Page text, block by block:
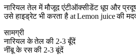
नारियल तेल में मौजूद एंटीऑक्सीडेंट धूप और
उसे हाइड्रेट भी करता है at Lemon juice की
सामग्री
नारियल के तेल की 2-3 बूँदें
नींबू के रस की 2-3 बूंदें